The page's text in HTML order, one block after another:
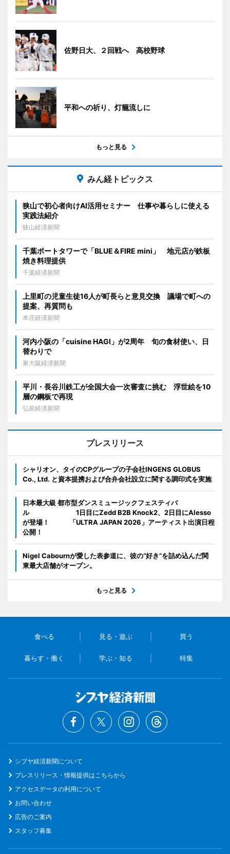
佐野日大、２回戦へ 高校野球
平和への祈り、灯籠流しに
もっと見る
みん経トピックス
狭山で初心者向けAI活用セミナー 仕事や暮らしに使える
実践法紹介
狭山経済新聞
千葉ポートタワーで「BLUE＆FIRE mini」 地元店が鉄板
焼き料理提供
千葉経済新聞
上里町の児童生徒16人が町長らと意見交換 議場で町への
提案、再質問も
本庄経済新聞
河内小阪の「cuisine HAGI」が2周年 旬の食材使い、日
替わりで
東大阪経済新聞
平川・長谷川鉄工が全国大会一次審査に挑む 浮世絵を10
層の鋼板で再現
弘前経済新聞
プレスリリース
シャリオン、タイのCPグループの子会社INGENS GLOBUS
Co., Ltd. と資本提携および合弁会社設立に関する調印式を実施
日本最大級 都市型ダンスミュージックフェスティバ
ル 1日目にZedd B2B Knock2、2日目にAlesso
が登場！ 「ULTRA JAPAN 2026」アーティスト出演日程
公開！
Nigel Cabournが愛した表参道に、彼の“好き”を詰め込んだ関
東最大店舗がオープン。
もっと見る
食べる 見る・遊ぶ 買う
暮らす・働く 学ぶ・知る 特集
シブヤ経済新聞について
プレスリリース・情報提供はこちらから
アクセスデータの利用について
お問い合わせ
広告のご案内
スタッフ募集